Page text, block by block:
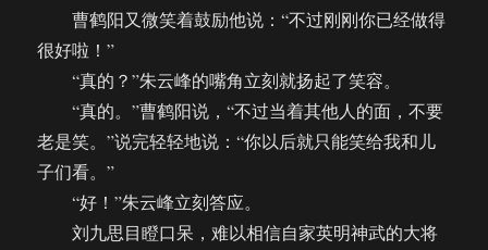
曹鹤阳又微笑着鼓励他说：“不过刚刚你已经做得
很好啦！”
“真的？”朱云峰的嘴角立刻就扬起了笑容。
“真的。”曹鹤阳说，“不过当着其他人的面，不要
老是笑。”说完轻轻地说：“你以后就只能笑给我和儿
子们看。”
“好！”朱云峰立刻答应。
刘九思目瞪口呆，难以相信自家英明神武的大将